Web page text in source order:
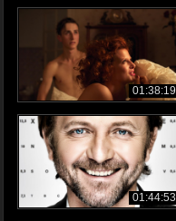
01:38:19
01:44:53